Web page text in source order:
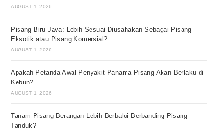
AUGUST 1, 2026
Pisang Biru Java: Lebih Sesuai Diusahakan Sebagai Pisang
Eksotik atau Pisang Komersial?
AUGUST 1, 2026
Apakah Petanda Awal Penyakit Panama Pisang Akan Berlaku di
Kebun?
AUGUST 1, 2026
Tanam Pisang Berangan Lebih Berbaloi Berbanding Pisang
Tanduk?